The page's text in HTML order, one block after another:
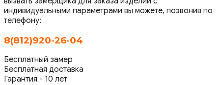
индивидуальными параметрами вы можете, позвонив по
телефону:
8(812)920-26-04
Бесплатный замер
Бесплатная доставка
Гарантия - 10 лет